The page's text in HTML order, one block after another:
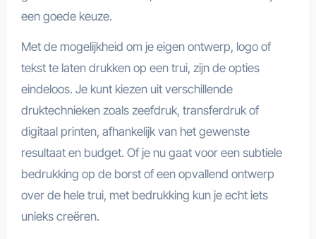
een goede keuze.
Met de mogelijkheid om je eigen ontwerp, logo of
tekst te laten drukken op een trui, zijn de opties
eindeloos. Je kunt kiezen uit verschillende
druktechnieken zoals zeefdruk, transferdruk of
digitaal printen, afhankelijk van het gewenste
resultaat en budget. Of je nu gaat voor een subtiele
bedrukking op de borst of een opvallend ontwerp
over de hele trui, met bedrukking kun je echt iets
unieks creëren.